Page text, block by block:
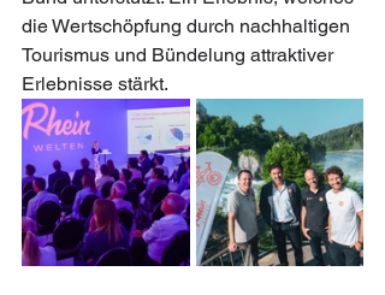
die Wertschöpfung durch nachhaltigen
Tourismus und Bündelung attraktiver
Erlebnisse stärkt.